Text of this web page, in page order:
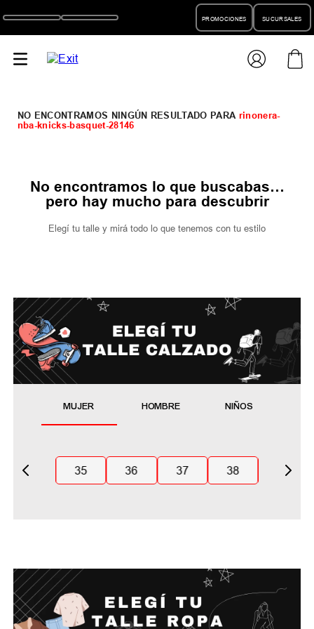
PROMOCIONES SUCURSALES
rinonera-
nba-knicks-basquet-28146
No encontramos lo que buscabas…
pero hay mucho para descubrir
Elegí tu talle y mirá todo lo que tenemos con tu estilo
MUJER HOMBRE NIÑOS
35 36 37 38